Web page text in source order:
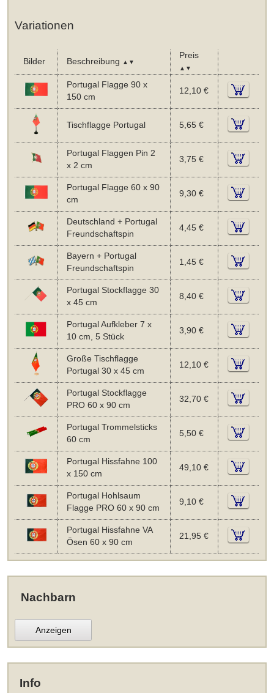
Variationen
Bilder Beschreibung ▲▼
Preis
▲▼
Portugal Flagge 90 x
150 cm
12,10 €
Tischflagge Portugal 5,65 €
Portugal Flaggen Pin 2
x 2 cm
3,75 €
Portugal Flagge 60 x 90
cm
9,30 €
Deutschland + Portugal
Freundschaftspin
4,45 €
Bayern + Portugal
Freundschaftspin
1,45 €
Portugal Stockflagge 30
x 45 cm
8,40 €
Portugal Aufkleber 7 x
10 cm, 5 Stück
3,90 €
Große Tischflagge
Portugal 30 x 45 cm
12,10 €
Portugal Stockflagge
PRO 60 x 90 cm
32,70 €
Portugal Trommelsticks
60 cm
5,50 €
Portugal Hissfahne 100
x 150 cm
49,10 €
Portugal Hohlsaum
Flagge PRO 60 x 90 cm
9,10 €
Portugal Hissfahne VA
Ösen 60 x 90 cm
21,95 €
Nachbarn
Anzeigen
Info